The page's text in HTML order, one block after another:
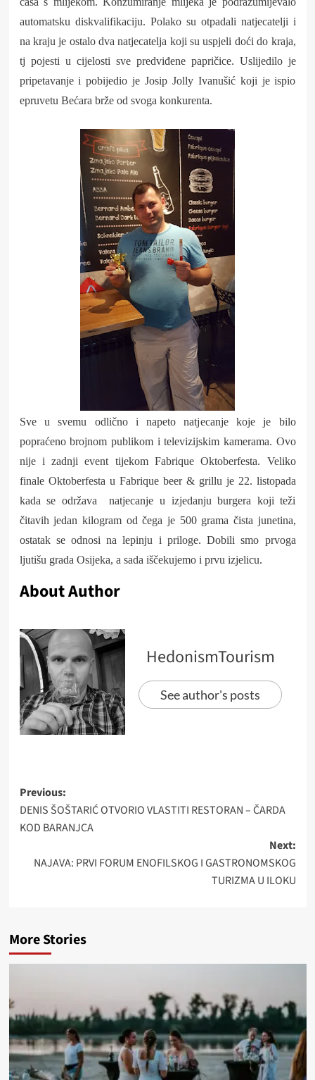
automatsku diskvalifikaciju. Polako su otpadali natjecatelji i
na kraju je ostalo dva natjecatelja koji su uspjeli doći do kraja,
tj pojesti u cijelosti sve predviđene papričice. Uslijedilo je
pripetavanje i pobijedio je Josip Jolly Ivanušić koji je ispio
epruvetu Bećara brže od svoga konkurenta.
Sve u svemu odlično i napeto natjecanje koje je bilo
popraćeno brojnom publikom i televizijskim kamerama. Ovo
nije i zadnji event tijekom Fabrique Oktoberfesta. Veliko
finale Oktoberfesta u Fabrique beer & grillu je 22. listopada
kada se održava natjecanje u izjedanju burgera koji teži
čitavih jedan kilogram od čega je 500 grama čista junetina,
ostatak se odnosi na lepinju i priloge. Dobili smo prvoga
ljutišu grada Osijeka, a sada iščekujemo i prvu izjelicu.
About Author
HedonismTourism
See author's posts
Post
navigation
Previous:
DENIS ŠOŠTARIĆ OTVORIO VLASTITI RESTORAN – ČARDA
KOD BARANJCA
Next:
NAJAVA: PRVI FORUM ENOFILSKOG I GASTRONOMSKOG
TURIZMA U ILOKU
More Stories